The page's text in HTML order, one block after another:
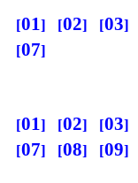
01 02 03
07
01 02 03
07
08 09